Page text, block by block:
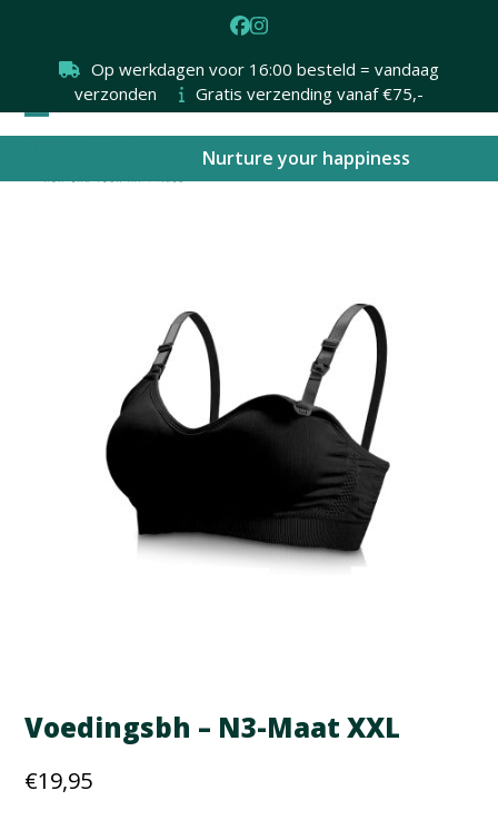
content
Facebook
Instagram
Op werkdagen voor 16:00 besteld = vandaag
verzonden
Gratis verzending vanaf €75,-
Open
mobile
Close
mobile
Nurture your happiness
Voedingsbh – N3-Maat XXL
€19,95